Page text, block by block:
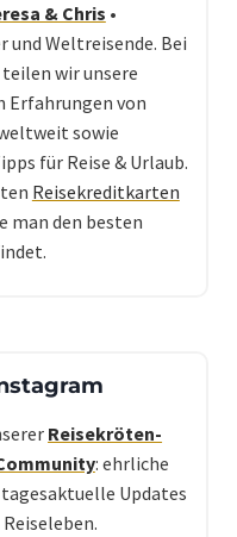
& Chris •
und Weltreisende. Bei
wir unsere
Erfahrungen von
sowie
für Reise & Urlaub.
Reisekreditkarten
man den besten
Reisekröten-
: ehrliche
Updates